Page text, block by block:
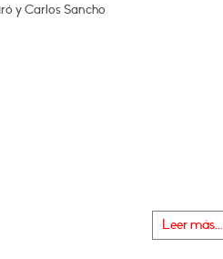
y Carlos Sancho
Leer más...